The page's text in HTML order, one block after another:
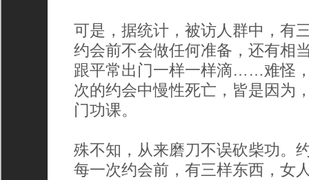
可是，据统计，被访人群中，有
约会前不会做任何准备，还有相
跟平常出门一样一样滴……难怪
次的约会中慢性死亡，皆是因为
门功课。
殊不知，从来磨刀不误砍柴功。
每一次约会前，有三样东西，女